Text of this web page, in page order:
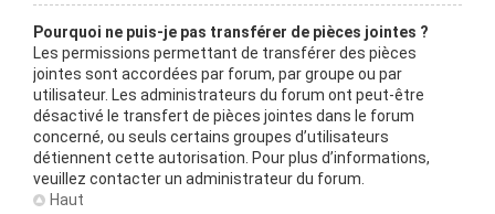
Pourquoi ne puis-je pas transférer de pièces jointes ?
Les permissions permettant de transférer des pièces
jointes sont accordées par forum, par groupe ou par
utilisateur. Les administrateurs du forum ont peut-être
désactivé le transfert de pièces jointes dans le forum
concerné, ou seuls certains groupes d’utilisateurs
détiennent cette autorisation. Pour plus d’informations,
veuillez contacter un administrateur du forum.
Haut